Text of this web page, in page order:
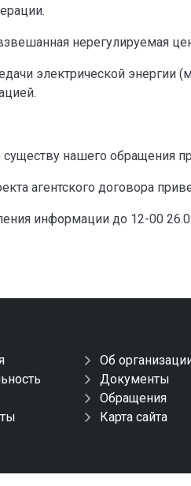
нерегулируемая
электрической энергии
нашего обращения
агентского договора
информации до 12-00
Об
Документы
Обращения
Карта сайта